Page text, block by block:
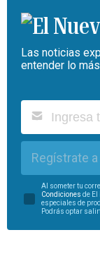
Las noticias
entender lo
Regístrate
Al someter tu
Condiciones de El
especiales de
Podrás optar